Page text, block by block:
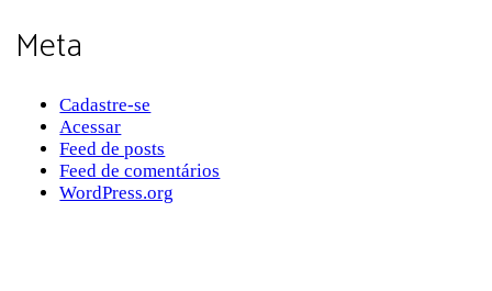
Meta
Cadastre-se
Acessar
Feed de posts
Feed de comentários
WordPress.org